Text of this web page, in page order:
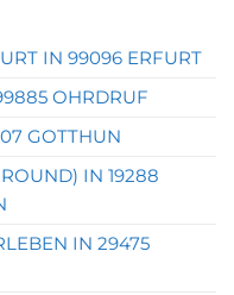
IN 99096 ERFURT
OHRDRUF
GOTTHUN
IN 19288
IN 29475